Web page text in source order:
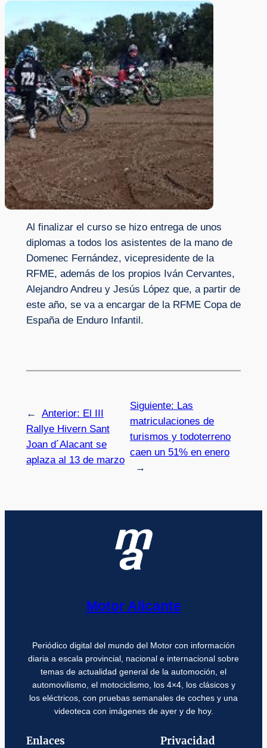
Al finalizar el curso se hizo entrega de unos
diplomas a todos los asistentes de la mano de
Domenec Fernández, vicepresidente de la
RFME, además de los propios Iván Cervantes,
Alejandro Andreu y Jesús López que, a partir de
este año, se va a encargar de la RFME Copa de
España de Enduro Infantil.
← Anterior: El III
Rallye Hivern Sant
Joan d´Alacant se
aplaza al 13 de marzo
Siguiente: Las
matriculaciones de
turismos y todoterreno
caen un 51% en enero
→
Motor Alicante
Periódico digital del mundo del Motor con información
diaria a escala provincial, nacional e internacional sobre
temas de actualidad general de la automoción, el
automovilismo, el motociclismo, los 4×4, los clásicos y
los eléctricos, con pruebas semanales de coches y una
videoteca con imágenes de ayer y de hoy.
Enlaces Privacidad